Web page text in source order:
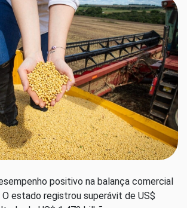
positivo na balança comercial
estado registrou superávit de US$